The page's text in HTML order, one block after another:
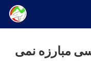
مبارزه نمی